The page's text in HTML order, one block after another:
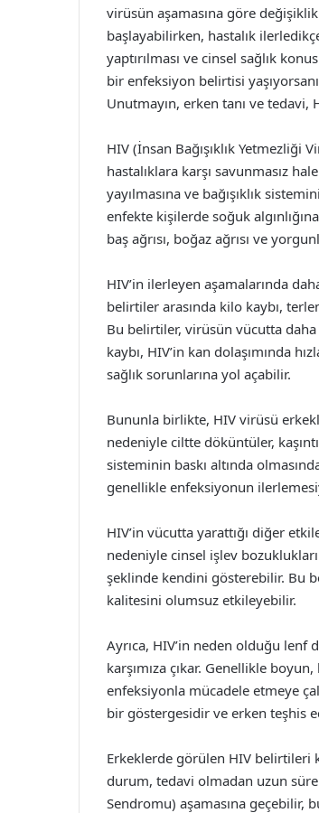
virüsün aşamasına göre
başlayabilirken, hastalık
yaptırılması ve cinsel sağlık
bir enfeksiyon belirtisi
Unutmayın, erken tanı ve tedavi,
HIV (İnsan Bağışıklık Yetmezliği
hastalıklara karşı savunmasız
yayılmasına ve bağışıklık
enfekte kişilerde soğuk
baş ağrısı, boğaz ağrısı ve
HIV’in ilerleyen aşamalarında
belirtiler arasında kilo kaybı,
Bu belirtiler, virüsün vücutta daha
kaybı, HIV’in kan dolaşımında
sağlık sorunlarına yol açabilir.
Bununla birlikte, HIV virüsü
nedeniyle ciltte döküntüler,
sisteminin baskı altında
genellikle enfeksiyonun
HIV’in vücutta yarattığı diğer
nedeniyle cinsel işlev
şeklinde kendini gösterebilir. Bu
kalitesini olumsuz etkileyebilir.
Ayrıca, HIV’in neden olduğu
karşımıza çıkar. Genellikle
enfeksiyonla mücadele etmeye
bir göstergesidir ve erken teşhis
Erkeklerde görülen HIV belirtileri
durum, tedavi olmadan uzun süre
Sendromu) aşamasına geçebilir,